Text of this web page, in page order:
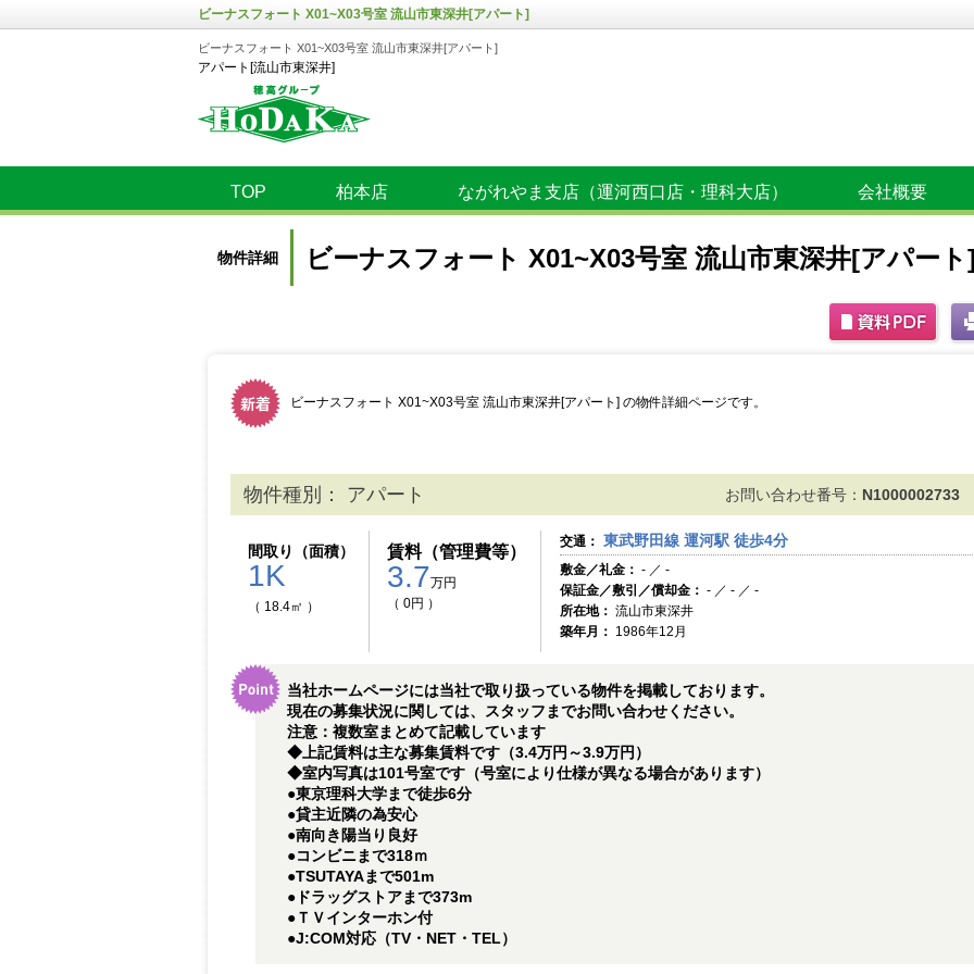
ビーナスフォート X01~X03号室 流山市東深井[アパート]
ビーナスフォート X01~X03号室 流山市東深井[アパート]
アパート[流山市東深井]
TOP 柏本店 ながれやま支店（運河西口店・理科大店） 会社概要
物件詳細 ビーナスフォート X01~X03号室 流山市東深井[アパート
ビーナスフォート X01~X03号室 流山市東深井[アパート] の物件詳細ページです。
物件種別： アパート お問い合わせ番号： N1000002733
間取り（面積）
1K
（ 18.4㎡ ）
賃料（管理費等）
3.7万円
（ 0円 ）
交通： 東武野田線 運河駅 徒歩4分
敷金／礼金： - ／ -
保証金／敷引／償却金： - ／ - ／ -
所在地： 流山市東深井
築年月： 1986年12月
当社ホームページには当社で取り扱っている物件を掲載しております。
現在の募集状況に関しては、スタッフまでお問い合わせください。
注意：複数室まとめて記載しています
◆上記賃料は主な募集賃料です（3.4万円～3.9万円）
◆室内写真は101号室です（号室により仕様が異なる場合があります）
●東京理科大学まで徒歩6分
●貸主近隣の為安心
●南向き陽当り良好
●コンビニまで318ｍ
●TSUTAYAまで501m
●ドラッグストアまで373m
●ＴＶインターホン付
●J:COM対応（TV・NET・TEL）